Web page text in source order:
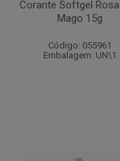
Corante Softgel
Mago 15g
Código: 055961
Embalagem: UN\1